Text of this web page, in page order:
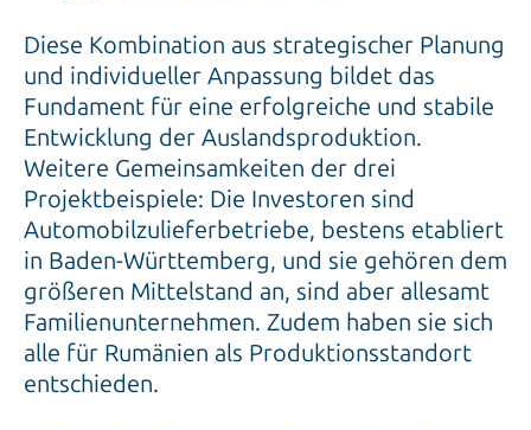
Diese Kombination aus strategischer Planung
und individueller Anpassung bildet das
Fundament für eine erfolgreiche und stabile
Entwicklung der Auslandsproduktion.
Weitere Gemeinsamkeiten der drei
Projektbeispiele: Die Investoren sind
Automobilzulieferbetriebe, bestens etabliert
in Baden-Württemberg, und sie gehören dem
größeren Mittelstand an, sind aber allesamt
Familienunternehmen. Zudem haben sie sich
alle für Rumänien als Produktionsstandort
entschieden.